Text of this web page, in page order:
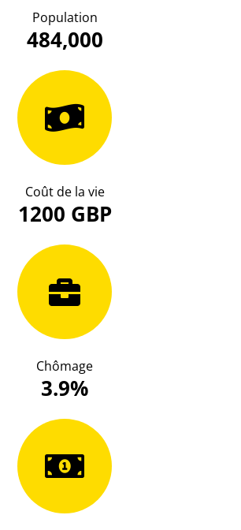
484,000
Population
1200 GBP
Coût de la vie
3.9%
Chômage